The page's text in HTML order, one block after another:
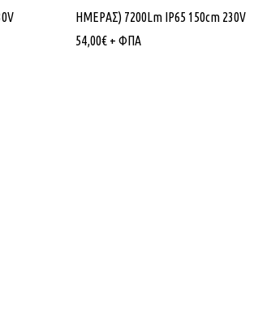
ΗΜΕΡΑΣ) 7200Lm IP65 150cm 230V
54,00€ + ΦΠΑ